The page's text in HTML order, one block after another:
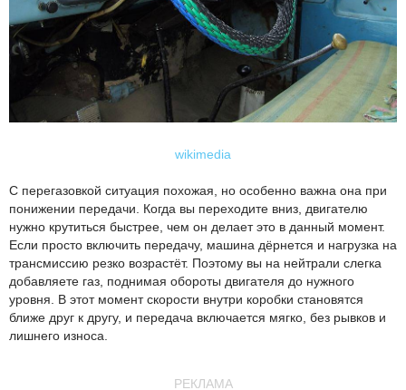
wikimedia
С перегазовкой ситуация похожая, но особенно важна она при
понижении передачи. Когда вы переходите вниз, двигателю
нужно крутиться быстрее, чем он делает это в данный момент.
Если просто включить передачу, машина дёрнется и нагрузка на
трансмиссию резко возрастёт. Поэтому вы на нейтрали слегка
добавляете газ, поднимая обороты двигателя до нужного
уровня. В этот момент скорости внутри коробки становятся
ближе друг к другу, и передача включается мягко, без рывков и
лишнего износа.
РЕКЛАМА